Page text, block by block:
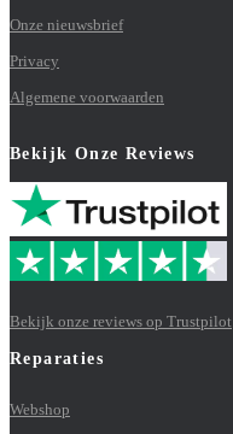
Onze nieuwsbrief
Privacy
Algemene voorwaarden
Bekijk Onze Reviews
Bekijk onze reviews op Trustpilot
Reparaties
Webshop